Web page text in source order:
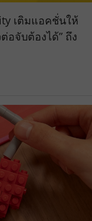
เติมแอคชั่นให้
อจับต้องได้” ถึง